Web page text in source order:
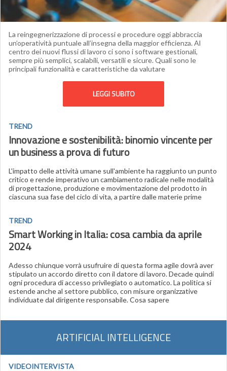
La reingegnerizzazione di processi e procedure oggi abbraccia
un’operatività puntuale all’insegna della maggior efficienza. Al
centro dei nuovi flussi di lavoro ci sono i software gestionali,
sempre più semplici, scalabili, versatili e sicure. Quali sono le
principali funzionalità e caratteristiche da valutare
LEGGI SUBITO
TREND
Innovazione e sostenibilità: binomio vincente per
un business a prova di futuro
L'impatto delle attività umane sull'ambiente ha raggiunto un punto
critico e rende imperativo un cambiamento radicale nelle modalità
di progettazione, produzione e movimentazione del prodotto in
ciascuna sua fase del ciclo di vita, a partire dalle materie prime
TREND
Smart Working in Italia: cosa cambia da aprile
2024
Adesso chiunque vorrà usufruire di questa forma agile dovrà aver
stipulato un accordo diretto con il datore di lavoro. Decade quindi
ogni procedura di accesso privilegiato o automatico. La politica si
estende anche al settore pubblico, con misure organizzative
individuate dal dirigente responsabile. Cosa sapere
ARTIFICIAL INTELLIGENCE
VIDEOINTERVISTA